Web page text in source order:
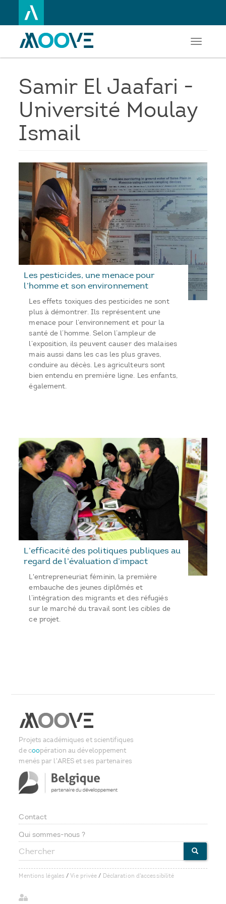
au
principal
Toggle
Samir El Jaafari -
Université Moulay
Ismail
Les pesticides, une menace pour
l’homme et son environnement
Les effets toxiques des pesticides ne sont
plus à démontrer. Ils représentent une
menace pour l’environnement et pour la
santé de l’homme. Selon l’ampleur de
l’exposition, ils peuvent causer des malaises
mais aussi dans les cas les plus graves,
conduire au décès. Les agriculteurs sont
bien entendu en première ligne. Les enfants,
également.
L’efficacité des politiques publiques au
regard de l’évaluation d’impact
L'entrepreneuriat féminin, la première
embauche des jeunes diplômés et
l’intégration des migrants et des réfugiés
sur le marché du travail sont les cibles de
ce projet.
Projets académiques et scientifiques
de coopération au développement
menés par l'ARES et ses partenaires
Footer
menu
Contact
Qui sommes-nous ?
Chercher
Mentions légales /Vie privée / Déclaration d'accessibilité
User